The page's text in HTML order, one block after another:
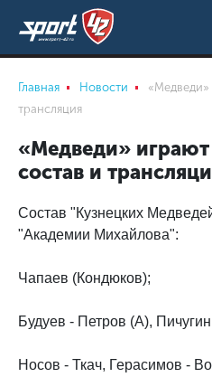
Главная Новости
«Медведи»
трансляция
«Медведи»
состав и
Состав "Кузнецких
"Академии Михайлова":
Чапаев (Кондюков);
Будуев - Петров (А),
Носов - Ткач, Герасимов -